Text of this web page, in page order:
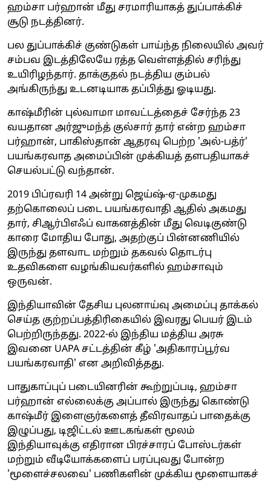
ஹம்சா பர்ஹான் மீது சரமாரியாகத் துப்பாக்கிச்
சூடு நடத்தினர்.
பல துப்பாக்கிச் குண்டுகள் பாய்ந்த நிலையில் அவர்
சம்பவ இடத்திலேயே ரத்த வெள்ளத்தில் சரிந்து
உயிரிழந்தார். தாக்குதல் நடத்திய கும்பல்
அங்கிருந்து உடனடியாக தப்பித்து ஓடியது.
காஷ்மீரின் புல்வாமா மாவட்டத்தைச் சேர்ந்த 23
வயதான அர்ஜுமந்த் குல்சார் தார் என்ற ஹம்சா
பர்ஹான், பாகிஸ்தான் ஆதரவு பெற்ற 'அல்-பத்ர்'
பயங்கரவாத அமைப்பின் முக்கியத் தளபதியாகச்
செயல்பட்டு வந்தான்.
2019 பிப்ரவரி 14 அன்று ஜெய்ஷ்-ஏ-முகமது
தற்கொலைப் படை பயங்கரவாதி ஆதில் அகமது
தார், சிஆர்பிஎஃப் வாகனத்தின் மீது வெடிகுண்டு
காரை மோதிய போது, அதற்குப் பின்னணியில்
இருந்து தளவாட மற்றும் தகவல் தொடர்பு
உதவிகளை வழங்கியவர்களில் ஹம்சாவும்
ஒருவன்.
இந்தியாவின் தேசிய புலனாய்வு அமைப்பு தாக்கல்
செய்த குற்றப்பத்திரிகையில் இவரது பெயர் இடம்
பெற்றிருந்தது. 2022-ல் இந்திய மத்திய அரசு
இவனை UAPA சட்டத்தின் கீழ் 'அதிகாரப்பூர்வ
பயங்கரவாதி' என அறிவித்தது.
பாதுகாப்புப் படையினரின் கூற்றுப்படி, ஹம்சா
பர்ஹான் எல்லைக்கு அப்பால் இருந்து கொண்டு
காஷ்மீர் இளைஞர்களைத் தீவிரவாதப் பாதைக்கு
இழுப்பது, டிஜிட்டல் ஊடகங்கள் மூலம்
இந்தியாவுக்கு எதிரான பிரச்சாரப் போஸ்டர்கள்
மற்றும் வீடியோக்களைப் பரப்புவது போன்ற
'மூளைச்சலவை' பணிகளின் முக்கிய மூளையாகச்